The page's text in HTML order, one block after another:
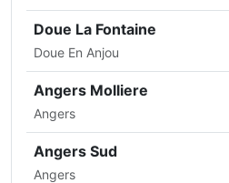
Doue La Fontaine
Doue En Anjou
Angers Molliere
Angers
Angers Sud
Angers